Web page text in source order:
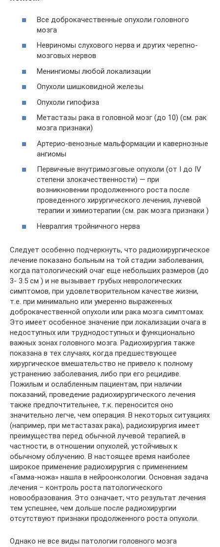
Все доброкачественные опухоли головного
мозга
Невриномы слухового нерва и других черепно-
мозговых нервов
Менингиомы любой локализации
Опухоли шишковидной железы
Опухоли гипофиза
Метастазы рака в головной мозг (до 10) (см. рак
мозга признаки)
Артерио-венозные мальформации и кавернозные
ангиомы
Первичные внутримозговые опухоли (от I до IV
степени злокачественности) — при
возникновении продолженного роста после
проведенного хирургического лечения, лучевой
терапии и химиотерапии (см. рак мозга признаки )
Невралгия тройничного нерва
Следует особенно подчеркнуть, что радиохирургическое
лечение показано больным на той стадии заболевания,
когда патологический очаг еще небольших размеров (до
3- 3.5 см ) и не вызывает грубых неврологических
симптомов, при удовлетворительном качестве жизни,
т.е. при минимально или умеренно выраженных
доброкачественной опухоли или рака мозга симптомах.
Это имеет особенное значение при локализации очага в
недоступных или труднодоступных и функционально
важных зонах головного мозга. Радиохирургия также
показана в тех случаях, когда предшествующее
хирургическое вмешательство не привело к полному
устранению заболевания, либо при его рецидиве.
Пожилым и ослабленным пациентам, при наличии
показаний, проведение радиохирургического лечения
также предпочтительнее, т.к. переносится оно
значительно легче, чем операция. В некоторых ситуациях
(например, при метастазах рака), радиохирургия имеет
преимущества перед обычной лучевой терапией, в
частности, в отношении опухолей, устойчивых к
обычному облучению. В настоящее время наиболее
широкое применение радиохирургия с применением
«Гамма-ножа» нашла в нейроонкологии. Основная задача
лечения – контроль роста патологического
новообразования. Это означает, что результат лечения
тем успешнее, чем дольше после радиохирургии
отсутствуют признаки продолженного роста опухоли.
Однако не все виды патологии головного мозга